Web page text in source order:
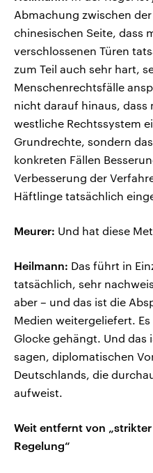
Abmachung zwischen
chinesischen Seite, dass
verschlossenen Türen
zum Teil auch sehr hart,
Menschenrechtsfälle
nicht darauf hinaus, dass
westliche Rechtssystem
Grundrechte, sondern
konkreten Fällen
Verbesserung der
Häftlinge tatsächlich
Meurer: Und hat diese
Heilmann: Das führt in
tatsächlich, sehr
aber – und das ist die
Medien weitergeliefert.
Glocke gehängt. Und das
sagen, diplomatischen
Deutschlands, die
aufweist.
Weit entfernt von
Regelung“